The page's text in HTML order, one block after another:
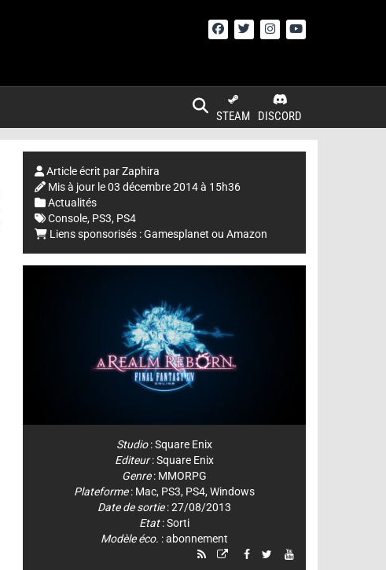
DISCORD
STEAM
Article écrit parZaphira
Mis à jour le03 décembre 2014 à 15h36
Actualités
Console, PS3, PS4
Liens sponsorisés :Gamesplanet ou Amazon
Studio:Square Enix
Editeur:Square Enix
Genre: MMORPG
Plateforme: Mac, PS3, PS4, Windows
Date de sortie: 27/08/2013
Etat: Sorti
Modèle éco. : abonnement